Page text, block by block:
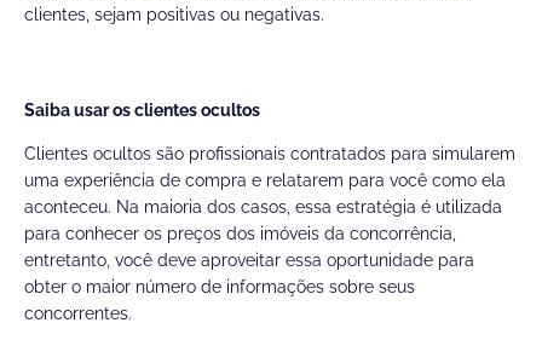
clientes, sejam positivas ou negativas.
Saiba usar os clientes ocultos
Clientes ocultos são profissionais contratados para simularem
uma experiência de compra e relatarem para você como ela
aconteceu. Na maioria dos casos, essa estratégia é utilizada
para conhecer os preços dos imóveis da concorrência,
entretanto, você deve aproveitar essa oportunidade para
obter o maior número de informações sobre seus
concorrentes.